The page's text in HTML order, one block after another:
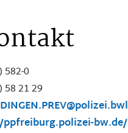
582-0
582129
bw.de/